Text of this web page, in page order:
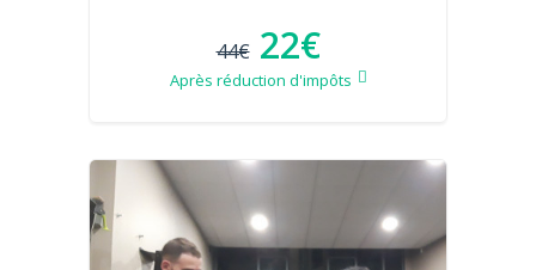
44€ 22€
Après réduction d'impôts